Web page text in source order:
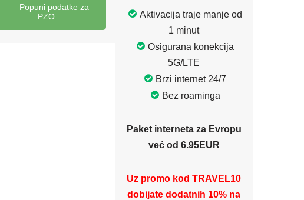
Popuni podatke za
PZO
Aktivacija traje manje od
1 minut
Osigurana konekcija
5G/LTE
Brzi internet 24/7
Bez roaminga
Paket interneta za Evropu
već od 6.95EUR
Uz promo kod TRAVEL10
dobijate dodatnih 10% na